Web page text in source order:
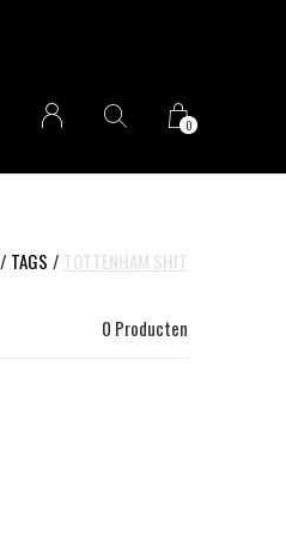
0
TAGS TOTTENHAM SHIT
0 Producten